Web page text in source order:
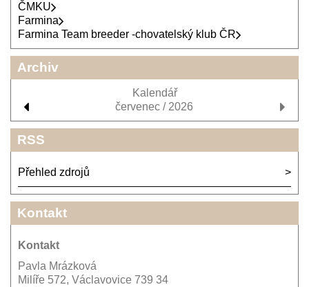
ČMKU
Farmina
Farmina Team breeder -chovatelský klub ČR
Archiv
Kalendář
červenec / 2026
RSS
Přehled zdrojů
Kontakt
Kontakt
Pavla Mrázková
Milíře 572, Václavovice 739 34